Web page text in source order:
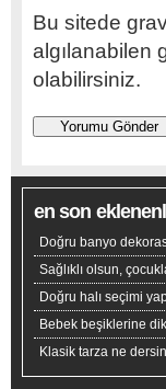
Bu sitede
algılanabilen
olabilirsiniz.
en son
Doğru banyo
Sağlıklı olsun,
Doğru halı seçimi
Bebek beşiklerine
Klasik tarza ne